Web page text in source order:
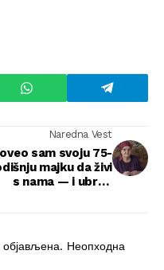
Naredna Vest
sam svoju 75-
majku da živi
s nama — i ubrzo
Неопходна